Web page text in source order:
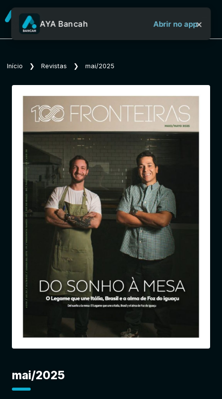
Sobre o Aya Bancah
Revistas
Jornais
Notícias
Entrar
AYA Bancah Abrir no app×
Início ❯ Revistas ❯ mai/2025
mai/2025